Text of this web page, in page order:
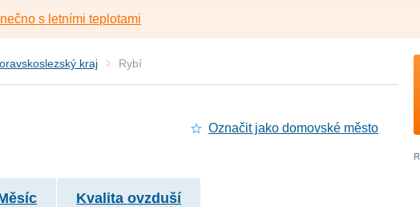
s letními teplotami
kraj Rybí
Označit jako domovské město
Kvalita ovzduší